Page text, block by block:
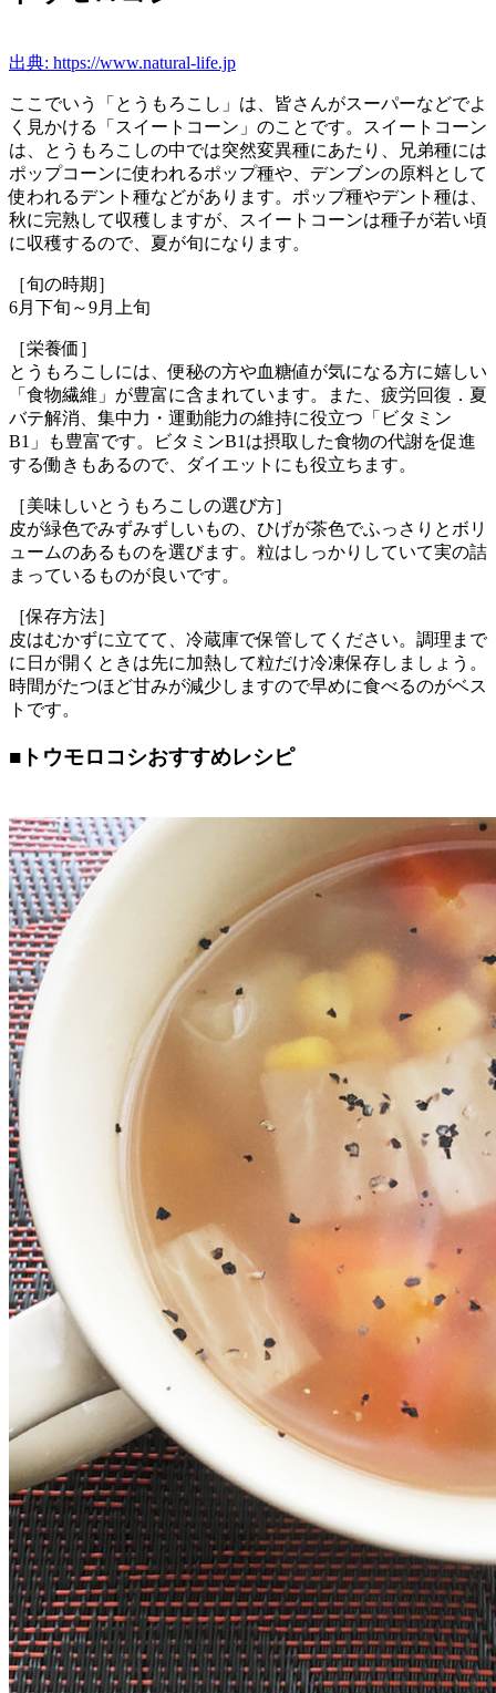
出典: https://www.natural-life.jp
ここでいう「とうもろこし」は、皆さんがスーパーなどでよ
く見かける「スイートコーン」のことです。スイートコーン
は、とうもろこしの中では突然変異種にあたり、兄弟種には
ポップコーンに使われるポップ種や、デンブンの原料として
使われるデント種などがあります。ポップ種やデント種は、
秋に完熟して収穫しますが、スイートコーンは種子が若い頃
に収穫するので、夏が旬になります。
［旬の時期］
6月下旬～9月上旬
［栄養価］
とうもろこしには、便秘の方や血糖値が気になる方に嬉しい
「食物繊維」が豊富に含まれています。また、疲労回復．夏
バテ解消、集中力・運動能力の維持に役立つ「ビタミン
B1」も豊富です。ビタミンB1は摂取した食物の代謝を促進
する働きもあるので、ダイエットにも役立ちます。
［美味しいとうもろこしの選び方］
皮が緑色でみずみずしいもの、ひげが茶色でふっさりとボリ
ュームのあるものを選びます。粒はしっかりしていて実の詰
まっているものが良いです。
［保存方法］
皮はむかずに立てて、冷蔵庫で保管してください。調理まで
に日が開くときは先に加熱して粒だけ冷凍保存しましょう。
時間がたつほど甘みが減少しますので早めに食べるのがベス
トです。
■ トウモロコシおすすめレシピ